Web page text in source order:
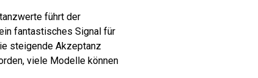
führt der
fantastisches Signal für
steigende Akzeptanz
viele Modelle können